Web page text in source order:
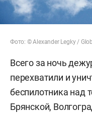
Фото: © Alexander Legky /
Всего за ночь
перехватили и
беспилотника над
Брянской,